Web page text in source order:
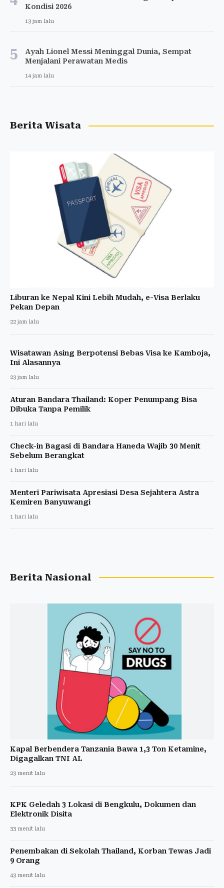
Kondisi 2026
13 jam lalu
5
Ayah Lionel Messi Meninggal Dunia, Sempat
Menjalani Perawatan Medis
14 jam lalu
Berita Wisata
Liburan ke Nepal Kini Lebih Mudah, e-Visa Berlaku
Pekan Depan
22 jam lalu
Wisatawan Asing Berpotensi Bebas Visa ke Kamboja,
Ini Alasannya
23 jam lalu
Aturan Bandara Thailand: Koper Penumpang Bisa
Dibuka Tanpa Pemilik
1 hari lalu
Check-in Bagasi di Bandara Haneda Wajib 30 Menit
Sebelum Berangkat
1 hari lalu
Menteri Pariwisata Apresiasi Desa Sejahtera Astra
Kemiren Banyuwangi
1 hari lalu
Berita Nasional
Kapal Berbendera Tanzania Bawa 1,3 Ton Ketamine,
Digagalkan TNI AL
23 menit lalu
KPK Geledah 3 Lokasi di Bengkulu, Dokumen dan
Elektronik Disita
33 menit lalu
Penembakan di Sekolah Thailand, Korban Tewas Jadi
9 Orang
43 menit lalu